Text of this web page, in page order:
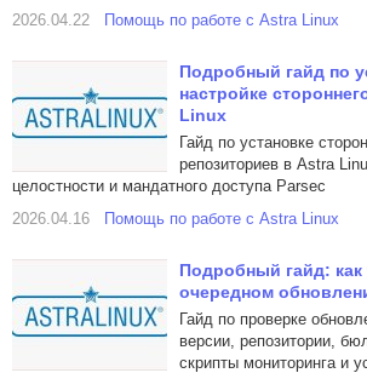
2026.04.22
Помощь по работе с Astra Linux
Подробный гайд по
настройке
Linux
Гайд по установке
репозиториев в Astra
целостности и мандатного доступа Parsec
2026.04.16
Помощь по работе с Astra Linux
Подробный гайд: как
очередном
Гайд по проверке
версии, репозитории,
скрипты мониторинга и